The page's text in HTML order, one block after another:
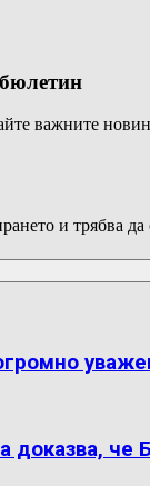
важните
и трябва
доказва,